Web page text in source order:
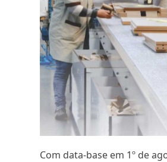
Com data-base em 1º de